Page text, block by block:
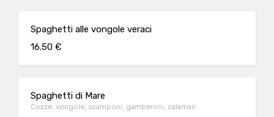
Spaghetti alle vongole veraci
16.50 €
Spaghetti di Mare
Cozze, vongole, scamponi, gamberoni, calamari